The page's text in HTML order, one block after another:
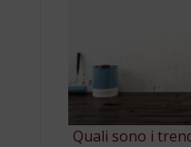
Quali sono i